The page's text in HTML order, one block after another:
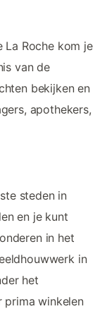
La Roche kom je
van de
bekijken en
apothekers,
steden in
en je kunt
in het
in
het
prima winkelen